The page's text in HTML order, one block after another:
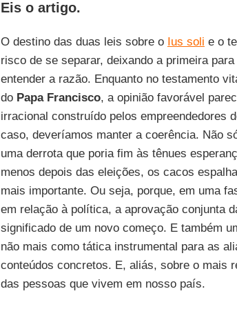
Eis o artigo.
O destino das duas leis sobre o Ius soli e o
risco de se separar, deixando a primeira
entender a razão. Enquanto no testamento
do Papa Francisco, a opinião favorável
irracional construído pelos empreendedores
caso, deveríamos manter a coerência. Não
uma derrota que poria fim às tênues
menos depois das eleições, os cacos
mais importante. Ou seja, porque, em uma
em relação à política, a aprovação conjunta
significado de um novo começo. E também
não mais como tática instrumental para as
conteúdos concretos. E, aliás, sobre o mais
das pessoas que vivem em nosso país.